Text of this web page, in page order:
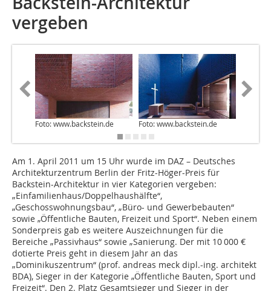
vergeben
Foto: www.backstein.de Foto: www.backstein.de
Am 1. April 2011 um 15 Uhr wurde im DAZ – Deutsches
Architekturzentrum Berlin der Fritz-Höger-Preis für
Backstein-Architektur in vier Kategorien vergeben:
„Einfamilienhaus/Doppelhaushälfte“,
„Geschosswohnungsbau“, „Büro- und Gewerbebauten“
sowie „Öffentliche Bauten, Freizeit und Sport“. Neben einem
Sonderpreis gab es weitere Auszeichnungen für die
Bereiche „Passivhaus“ sowie „Sanierung. Der mit 10 000 €
dotierte Preis geht in diesem Jahr an das
„Dominikuszentrum“ (prof. andreas meck dipl.-ing. architekt
BDA), Sieger in der Kategorie „Öffentliche Bauten, Sport und
Freizeit“. Den 2. Platz Gesamtsieger und Sieger in der